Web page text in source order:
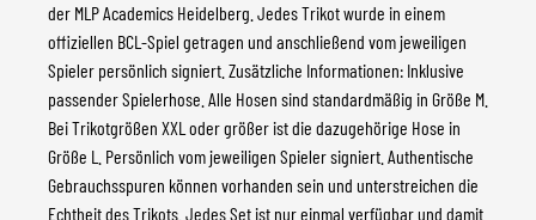
der MLP Academics Heidelberg. Jedes Trikot wurde in einem
offiziellen BCL-Spiel getragen und anschließend vom jeweiligen
Spieler persönlich signiert. Zusätzliche Informationen: Inklusive
passender Spielerhose. Alle Hosen sind standardmäßig in Größe M.
Bei Trikotgrößen XXL oder größer ist die dazugehörige Hose in
Größe L. Persönlich vom jeweiligen Spieler signiert. Authentische
Gebrauchsspuren können vorhanden sein und unterstreichen die
Echtheit des Trikots. Jedes Set ist nur einmal verfügbar und damit